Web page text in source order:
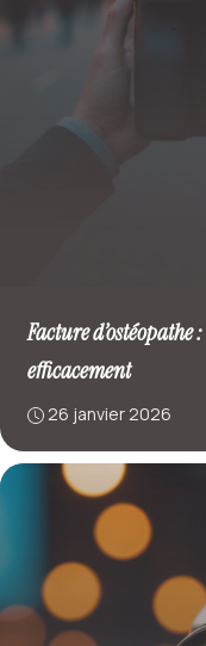
Facture
efficacement
26 janvier 2026